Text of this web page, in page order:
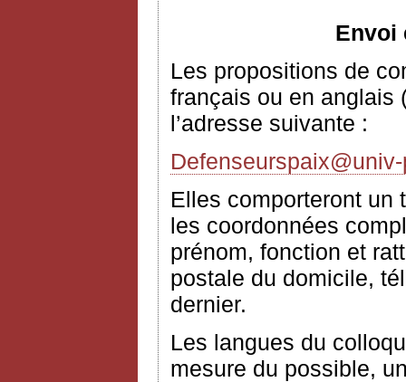
Envoi
Les propositions de
français ou en anglais
l’adresse suivante :
Elles comporteront un
les coordonnées
prénom, fonction et
postale du domicile,
dernier.
Les langues du
mesure du possible,